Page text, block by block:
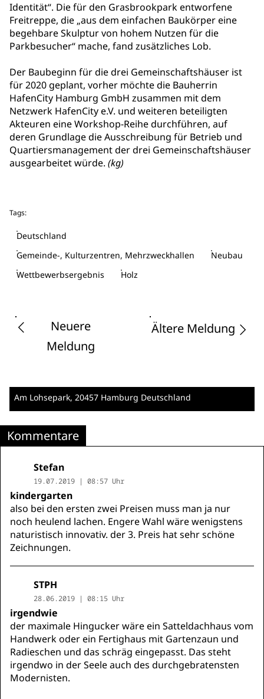
Identität“. Die für den Grasbrookpark entworfene
Freitreppe, die „aus dem einfachen Baukörper eine
begehbare Skulptur von hohem Nutzen für die
Parkbesucher“ mache, fand zusätzliches Lob.
Der Baubeginn für die drei Gemeinschaftshäuser ist
für 2020 geplant, vorher möchte die Bauherrin
HafenCity Hamburg GmbH zusammen mit dem
Netzwerk HafenCity e.V. und weiteren beteiligten
Akteuren eine Workshop-Reihe durchführen, auf
deren Grundlage die Ausschreibung für Betrieb und
Quartiersmanagement der drei Gemeinschaftshäuser
ausgearbeitet würde. (kg)
Tags:
Deutschland
Gemeinde-, Kulturzentren, Mehrzweckhallen
Neubau
Wettbewerbsergebnis
Holz
Neuere
Meldung
Ältere Meldung
Am Lohsepark, 20457 Hamburg Deutschland
Kommentare
Stefan
19.07.2019 | 08:57 Uhr
kindergarten
also bei den ersten zwei Preisen muss man ja nur
noch heulend lachen. Engere Wahl wäre wenigstens
naturistisch innovativ. der 3. Preis hat sehr schöne
Zeichnungen.
STPH
28.06.2019 | 08:15 Uhr
irgendwie
der maximale Hingucker wäre ein Satteldachhaus vom
Handwerk oder ein Fertighaus mit Gartenzaun und
Radieschen und das schräg eingepasst. Das steht
irgendwo in der Seele auch des durchgebratensten
Modernisten.